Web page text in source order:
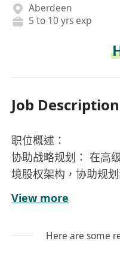
Aberdeen
5 to 10 yrs exp
Job Description
职位概述：
协助战略规划： 在高
境股权架构，协助规
场调研、目标国家选择
政策法规研究： 收集
为团队提供决策支持。
View more
Here are some